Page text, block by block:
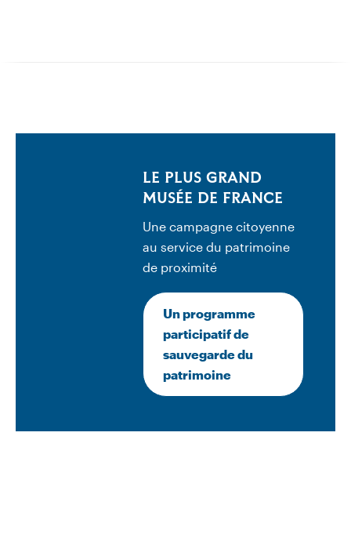
LE PLUS GRAND
MUSÉE DE FRANCE
Une campagne citoyenne
au service du patrimoine
de proximité
Un programme
participatif de
sauvegarde du
patrimoine